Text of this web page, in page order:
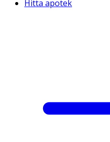
Hitta apotek